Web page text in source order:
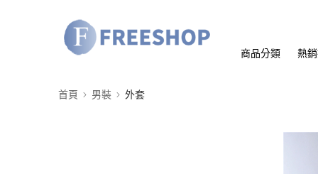
商品分類 熱
首頁 男裝 外套